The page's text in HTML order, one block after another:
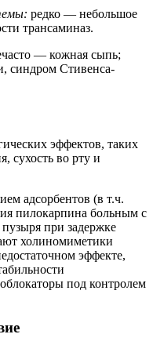
редко — небольшое
трансаминаз.
— кожная сыпь;
синдром Стивенса-
эффектов, таких
сухость во рту и
адсорбентов (в т.ч.
пилокарпина больным с
пузыря при задержке
холиномиметики
эффекте,
под контролем